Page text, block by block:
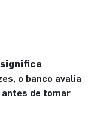
o banco avalia
de tomar